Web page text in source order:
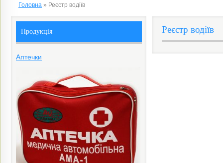
Головна » Реєстр водіїв
Реєстр водіїв
Продукція
Аптечки